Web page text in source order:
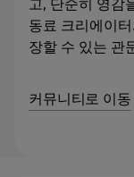
동료 크리에이
장할 수 있는 관
커뮤니티로 이동